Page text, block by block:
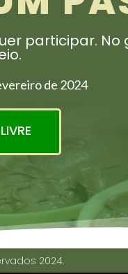
participar.
de 2024
2024.